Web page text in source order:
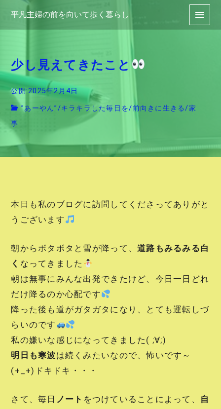
平凡主婦の前を向いて歩く暮らし
少し見えてきたこと
公開:2025年2月4日
”あーやん”/キラキラした毎日を/前向きに生きる/家
事
本日も私のブログに訪問してくださってありがと
うございます
朝からボタボタと雪が降って、道路もみるみる白
く なってきました
朝は無事にみんな出発できたけど、今日一日どれ
だけ降るのか心配です
降った後も道がガタガタになり、とても運転しづ
らいのです
私の嫌いな感じになってきました( ;∀;)
明日も寒波は続くみたいなので、怖いです～
(+_+)ドキドキ・・・
さて、毎日 ノート をつけていることによって、
自